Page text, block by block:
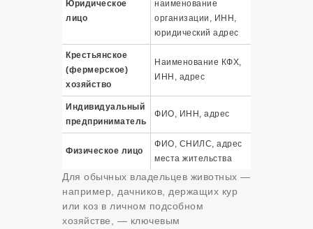
Юридическое
лицо
наименование
организации, ИНН,
юридический адрес
Крестьянское
(фермерское)
хозяйство
Наименование КФХ,
ИНН, адрес
Индивидуальный
предприниматель
ФИО, ИНН, адрес
Физическое лицо
ФИО, СНИЛС, адрес
места жительства
Для обычных владельцев животных —
например, дачников, держащих кур
или коз в личном подсобном
хозяйстве, — ключевым